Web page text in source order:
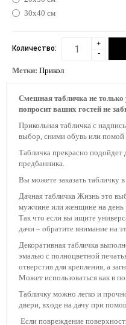
30х40 см
Количество:
+
-
Метки: Прикол
Смешная табличка не только
попросит ваших гостей не
Прикольная табличка с
выбор, сними обувь или
Табличка прекрасно
предбанника.
Вы можете заказать табличку
Дачная табличка Жизнь это
мужчине или женщине на день
Так что если вы ищите
дачи – обратите внимание на
Декоративная табличка
эмалью с полноцветной
отверстия для крепления, а
Может использоваться как в
Табличку можно легко и
двери, входе на дачу при
Если повреждение